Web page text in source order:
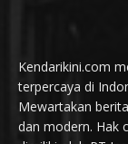
Kendarikini.com
terpercaya di
Mewartakan
dan modern. Hak